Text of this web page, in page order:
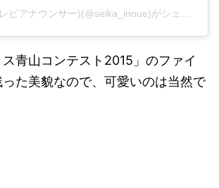
井上清華(フジテレビアナウンサー)(@seika_inoue)がシェアした投稿
青山コンテスト2015」のファイ
た美貌なので、可愛いのは当然で